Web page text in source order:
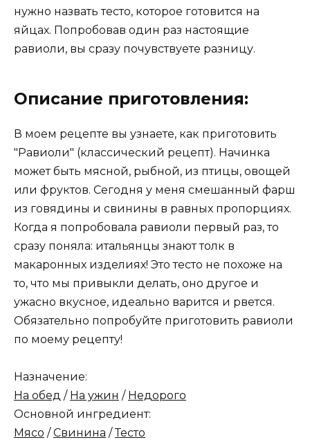
нужно назвать тесто, которое готовится на
яйцах. Попробовав один раз настоящие
равиоли, вы сразу почувствуете разницу.
Описание приготовления:
В моем рецепте вы узнаете, как приготовить
"Равиоли" (классический рецепт). Начинка
может быть мясной, рыбной, из птицы, овощей
или фруктов. Сегодня у меня смешанный фарш
из говядины и свинины в равных пропорциях.
Когда я попробовала равиоли первый раз, то
сразу поняла: итальянцы знают толк в
макаронных изделиях! Это тесто не похоже на
то, что мы привыкли делать, оно другое и
ужасно вкусное, идеально варится и рвется.
Обязательно попробуйте приготовить равиоли
по моему рецепту!
Назначение:
На обед / На ужин / Недорого
Основной ингредиент:
Мясо /Свинина /Тесто